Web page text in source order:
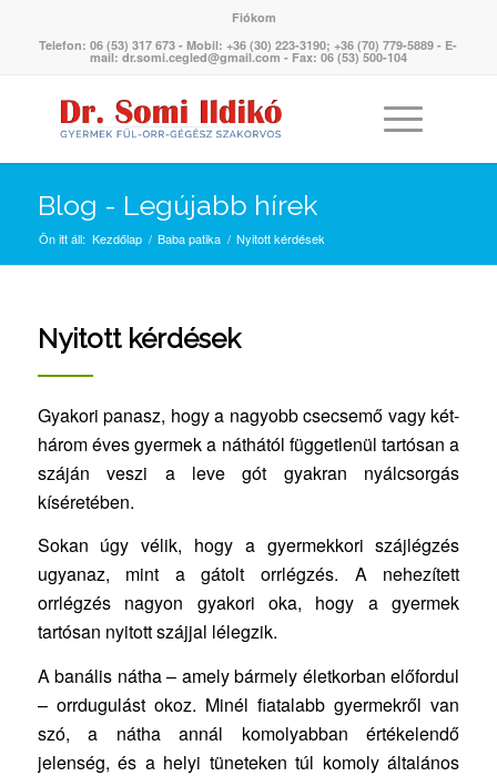
Fiókom
Telefon: 06 (53) 317 673 - Mobil: +36 (30) 223-3190; +36 (70) 779-5889 - E-
mail: dr.somi.cegled@gmail.com - Fax: 06 (53) 500-104
Blog - Legújabb hírek
Ön itt áll: Kezdőlap / Baba patika / Nyitott kérdések
Nyitott kérdések
Gyakori panasz, hogy a nagyobb csecsemő vagy két-
három éves gyermek a náthától függetlenül tartósan a
száján veszi a leve gót gyakran nyálcsorgás
kíséretében.
Sokan úgy vélik, hogy a gyermekkori szájlégzés
ugyanaz, mint a gátolt orrlégzés. A nehezített
orrlégzés nagyon gyakori oka, hogy a gyermek
tartósan nyitott szájjal lélegzik.
A banális nátha – amely bármely életkorban előfordul
– orrdugulást okoz. Minél fiatalabb gyermekről van
szó, a nátha annál komolyabban értékelendő
jelenség, és a helyi tüneteken túl komoly általános